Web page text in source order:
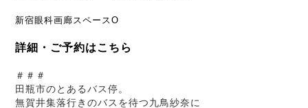
新宿眼科画廊スペースO
詳細・ご予約はこちら
＃＃＃
田瓶市のとあるバス停。
無賀井集落行きのバスを待つ九鳥紗奈に